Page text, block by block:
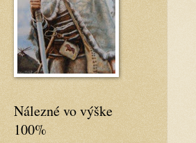
Nálezné vo výške
100%